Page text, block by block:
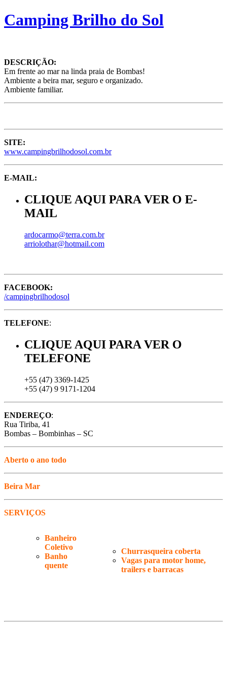
Camping Brilho do Sol
DESCRIÇÃO:
Em frente ao mar na linda praia de Bombas!
Ambiente a beira mar, seguro e organizado.
Ambiente familiar.
SITE:
www.campingbrilhodosol.com.br
E-MAIL:
CLIQUE AQUI PARA VER O E-
MAIL
ardocarmo@terra.com.br
arriolothar@hotmail.com
FACEBOOK:
/campingbrilhodosol
TELEFONE:
CLIQUE AQUI PARA VER O
TELEFONE
+55 (47) 3369-1425
+55 (47) 9 9171-1204
ENDEREÇO:
Rua Tiriba, 41
Bombas – Bombinhas – SC
Aberto o ano todo
Beira Mar
SERVIÇOS
Banheiro
Coletivo
Banho
quente
Churrasqueira coberta
Vagas para motor home,
trailers e barracas